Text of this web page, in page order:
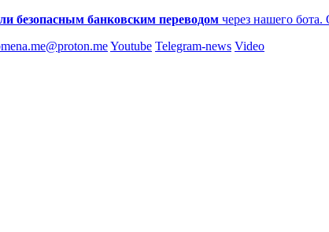
безопасным банковским переводом через нашего
Youtube Telegram-news Video